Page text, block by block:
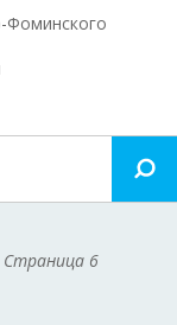
Фоминского
Страница 6